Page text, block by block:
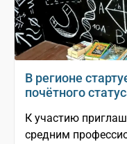
В регионе
почётного
К участию
средним